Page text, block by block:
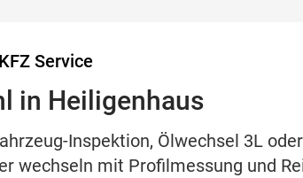
Service
in Heiligenhaus
Inspektion, Ölwechsel 3L
wechseln mit Profilmessung und